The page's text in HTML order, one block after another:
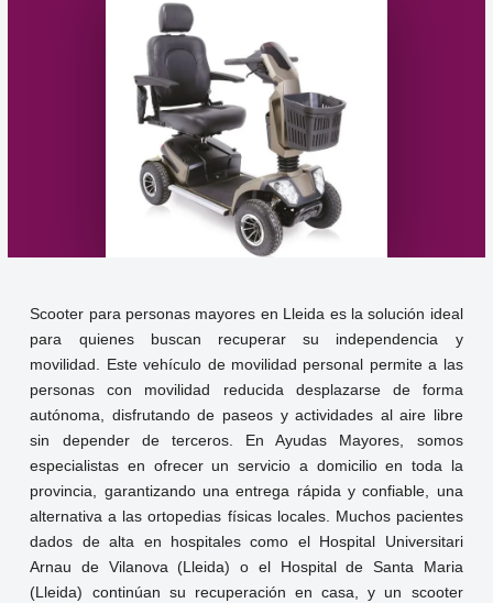
Scooter para personas mayores en Lleida es la solución ideal
para quienes buscan recuperar su independencia y
movilidad. Este vehículo de movilidad personal permite a las
personas con movilidad reducida desplazarse de forma
autónoma, disfrutando de paseos y actividades al aire libre
sin depender de terceros. En Ayudas Mayores, somos
especialistas en ofrecer un servicio a domicilio en toda la
provincia, garantizando una entrega rápida y confiable, una
alternativa a las ortopedias físicas locales. Muchos pacientes
dados de alta en hospitales como el Hospital Universitari
Arnau de Vilanova (Lleida) o el Hospital de Santa Maria
(Lleida) continúan su recuperación en casa, y un scooter